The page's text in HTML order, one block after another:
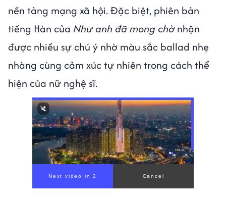
nền tảng mạng xã hội. Đặc biệt, phiên bản
tiếng Hàn của Như anh đã mong chờnhận
được nhiều sự chú ý nhờ màu sắc ballad nhẹ
nhàng cùng cảm xúc tự nhiên trong cách thể
hiện của nữ nghệ sĩ.